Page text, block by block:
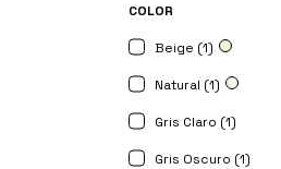
COLOR
Beige (1)
Natural (1)
Gris Claro (1)
Gris Oscuro (1)